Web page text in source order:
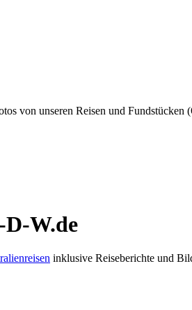
von unseren Reisen und Fundstücken
W.de
inklusive Reiseberichte und